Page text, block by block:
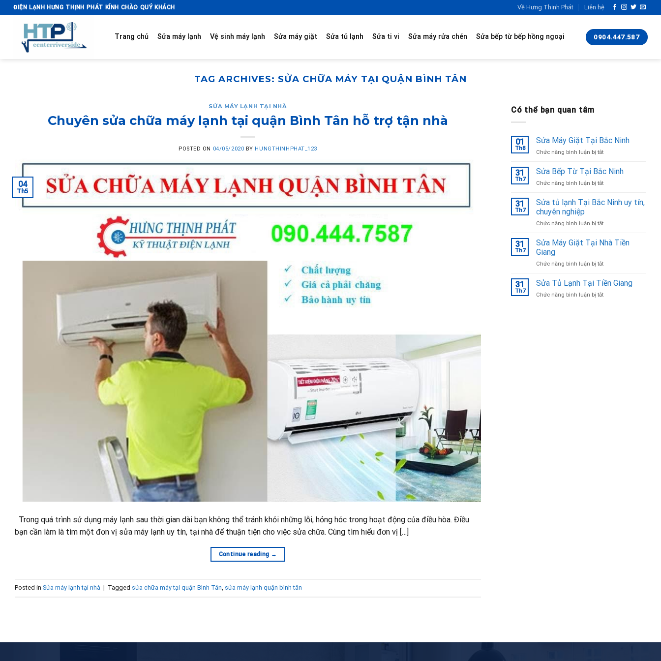
Skip
to
ĐIỆN LẠNH HƯNG THỊNH PHÁT KÍNH CHÀO QUÝ KHÁCH Về Hưng Thịnh Phát Liên hệ
Trang chủ Sửa máy lạnh Vệ sinh máy lạnh Sửa máy giặt Sửa tủ lạnh Sửa ti vi Sửa máy rửa chén Sửa bếp từ bếp hồng ngoại 0904.447.587
TAG ARCHIVES: SỬA CHỮA MÁY TẠI QUẬN BÌNH TÂN
SỬA MÁY LẠNH TẠI NHÀ
Chuyên sửa chữa máy lạnh tại quận Bình Tân hỗ trợ tận nhà
POSTED ON 04/05/2020 BY HUNGTHINHPHAT_123
04
Th5
Trong quá trình sử dụng máy lạnh sau thời gian dài bạn không thể tránh khỏi những lỗi, hỏng hóc trong hoạt động của điều hòa. Điều
bạn cần làm là tìm một đơn vị sửa máy lạnh uy tín, tại nhà để thuận tiện cho việc sửa chữa. Cùng tìm hiểu đơn vị […]
Continue reading →
Posted in Sửa máy lạnh tại nhà | Tagged sửa chữa máy tại quận Bình Tân, sửa máy lạnh quận bình tân
Có thể bạn quan tâm
01
Th8
Sửa Máy Giặt Tại Bắc Ninh
Chức năng bình luận bị tắtở
Máy
Tại
Ninh
31
Th7
Sửa Bếp Từ Tại Bắc Ninh
Chức năng bình luận bị tắtở
Bếp
Bắc
31
Th7
Sửa tủ lạnh Tại Bắc Ninh uy tín,
chuyên nghiệp
Chức năng bình luận bị tắtở
tủ
Bắc
uy
chuyên
31
Th7
Sửa Máy Giặt Tại Nhà Tiền
Giang
Chức năng bình luận bị tắtở
Máy
Giặt
Tại
31
Th7
Sửa Tủ Lạnh Tại Tiền Giang
Chức năng bình luận bị tắtở